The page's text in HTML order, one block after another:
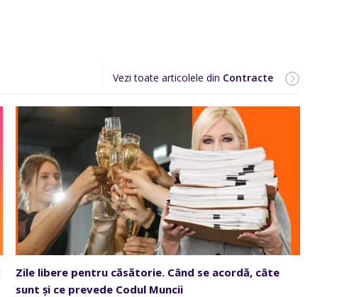
Vezi toate articolele din Contracte
Zile libere pentru căsătorie. Când se acordă, câte
sunt și ce prevede Codul Muncii